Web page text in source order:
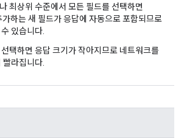
최상위 수준에서 모든 필드를 선택하면
하는 새 필드가 응답에 자동으로 포함되므로
있습니다.
택하면 응답 크기가 작아지므로 네트워크를
라집니다.